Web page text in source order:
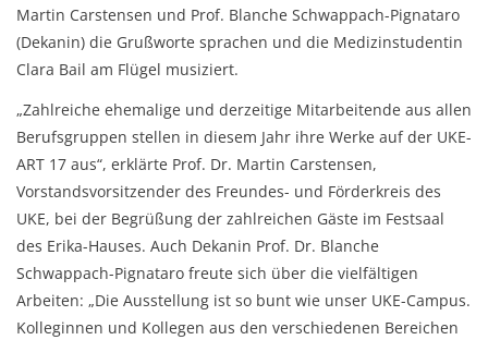
Martin Carstensen und Prof. Blanche Schwappach-Pignataro
(Dekanin) die Grußworte sprachen und die Medizinstudentin
Clara Bail am Flügel musiziert.
„Zahlreiche ehemalige und derzeitige Mitarbeitende aus allen
Berufsgruppen stellen in diesem Jahr ihre Werke auf der UKE-
ART 17 aus“, erklärte Prof. Dr. Martin Carstensen,
Vorstandsvorsitzender des Freundes- und Förderkreis des
UKE, bei der Begrüßung der zahlreichen Gäste im Festsaal
des Erika-Hauses. Auch Dekanin Prof. Dr. Blanche
Schwappach-Pignataro freute sich über die vielfältigen
Arbeiten: „Die Ausstellung ist so bunt wie unser UKE-Campus.
Kolleginnen und Kollegen aus den verschiedenen Bereichen